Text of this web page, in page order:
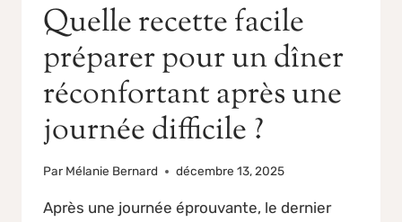
Quelle recette facile
préparer pour un dîner
réconfortant après une
journée difficile ?
Par Mélanie Bernard décembre 13, 2025
Après une journée éprouvante, le dernier